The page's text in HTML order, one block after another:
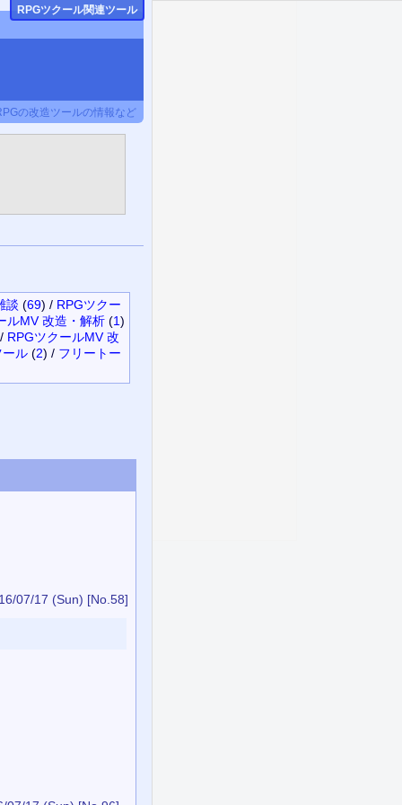
の改造ツールの情報など
談 (69) / RPGツクー
ルMV 改造・解析 (1)
/ RPGツクールMV 改
ル (2) / フリートー
07/17 (Sun) [No.58]
RPGツクール関連ツール